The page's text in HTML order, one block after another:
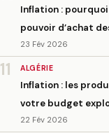
Inflation :
pouvoir d’achat
23 Fév 2026
11 ALGÉRIE
Inflation : les
votre budget
22 Fév 2026